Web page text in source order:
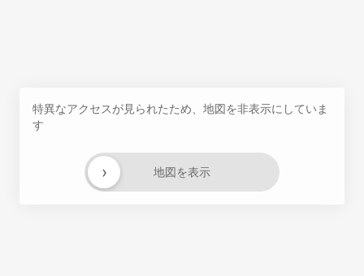
特異なアクセスが見られたため、地図を非表示にしていま
す
地図を表示
›